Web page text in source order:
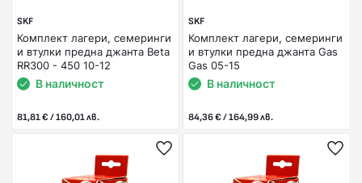
SKF
Комплект лагери, семеринги
и втулки предна джанта Beta
RR300 - 450 10-12
В наличност
81,81 € / 160,01 лв.
SKF
Комплект лагери, семеринги
и втулки предна джанта Gas
Gas 05-15
В наличност
84,36 € / 164,99 лв.